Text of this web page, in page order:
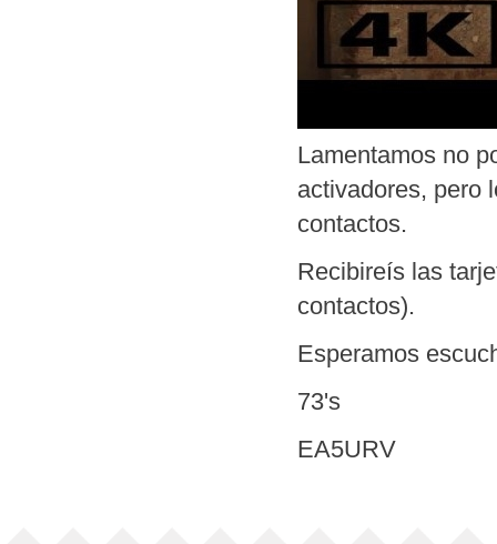
Lamentamos no
activadores, pero
contactos.
Recibireís las
contactos).
Esperamos
73's
EA5URV